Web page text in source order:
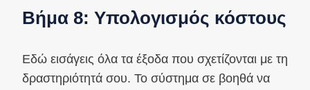
Βήμα 8: Υπολογισμός κόστους
Εδώ εισάγεις όλα τα έξοδα που σχετίζονται με τη
δραστηριότητά σου. Το σύστημα σε βοηθά να